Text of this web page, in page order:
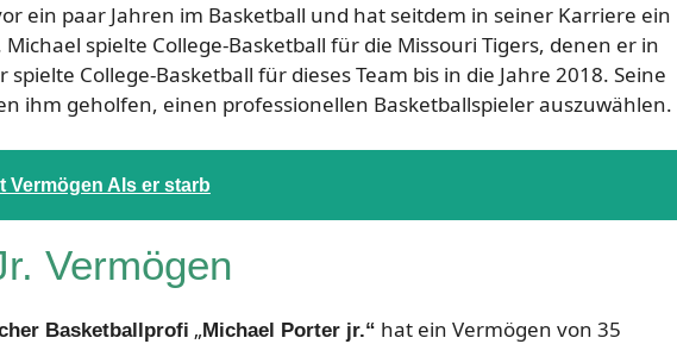
ein paar Jahren im Basketball und hat seitdem in seiner Karriere ein
spielte College-Basketball für die Missouri Tigers, denen er in
College-Basketball für dieses Team bis in die Jahre 2018. Seine
ihm geholfen, einen professionellen Basketballspieler auszuwählen.
Vermögen Als er starb
Vermögen
Basketballprofi „Michael Porter jr.“ hat ein Vermögen von 35